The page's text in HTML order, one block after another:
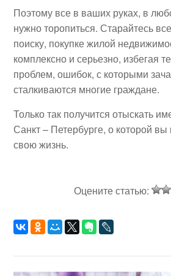
Поэтому все в ваших руках, в
нужно торопиться. Старайтесь
поиску, покупке жилой
комплексно и серьезно, избегая
проблем, ошибок, с которыми
сталкиваются многие граждане.
Только так получится отыскать
Санкт – Петербурге, о которой
свою жизнь.
Оцените статью: